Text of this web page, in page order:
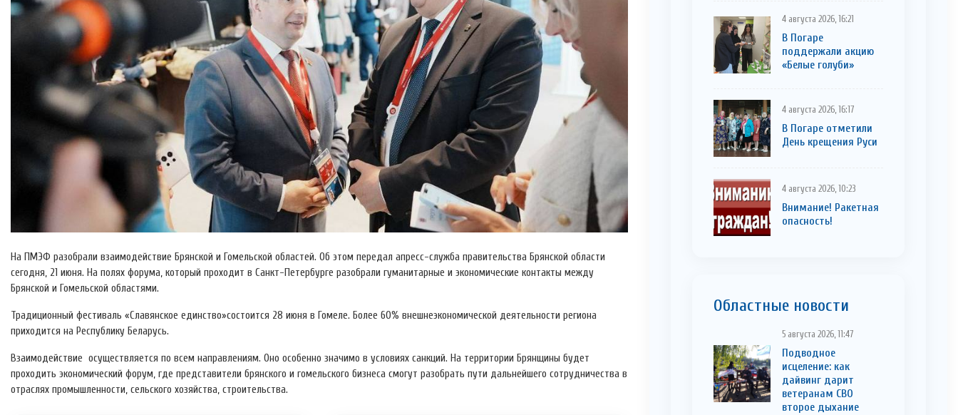
На ПМЭФ разобрали взаимодействие Брянской и Гомельской областей. Об этом передал апресс-служба правительства Брянской области
сегодня, 21 июня. На полях форума, который проходит в Санкт-Петербурге разобрали гуманитарные и экономические контакты между
Брянской и Гомельской областями.
Традиционный фестиваль «Славянское единство»состоится 28 июня в Гомеле. Более 60% внешнеэкономической деятельности региона
приходится на Республику Беларусь.
Взаимодействие осуществляется по всем направлениям. Оно особенно значимо в условиях санкций. На территории Брянщины будет
проходить экономический форум, где представители брянского и гомельского бизнеса смогут разобрать пути дальнейшего сотрудничества в
отраслях промышленности, сельского хозяйства, строительства.
4 августа 2026, 16:21
В Погаре
поддержали акцию
«Белые голуби»
4 августа 2026, 16:17
В Погаре отметили
День крещения Руси
4 августа 2026, 10:23
Внимание! Ракетная
опасность!
Областные новости
5 августа 2026, 11:47
Подводное
исцеление: как
дайвинг дарит
ветеранам СВО
второе дыхание